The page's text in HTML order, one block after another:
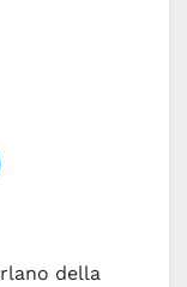
della